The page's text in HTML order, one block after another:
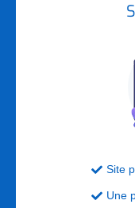
 Site
 Une